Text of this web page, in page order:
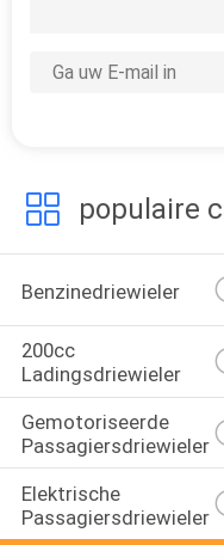
populaire
Benzinedriewieler
200cc
Ladingsdriewieler
Gemotoriseerde
Passagiersdriewieler
Elektrische
Passagiersdriewieler